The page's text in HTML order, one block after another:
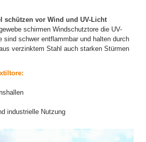
schützen vor Wind und UV-Licht
schirmen Windschutztore die UV-
sind schwer entflammbar und halten durch
verzinktem Stahl auch starken Stürmen
industrielle Nutzung